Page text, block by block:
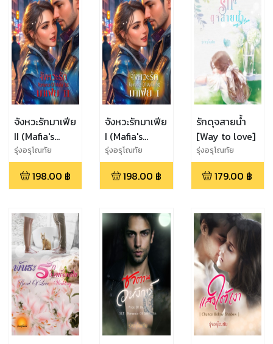
จังหวะรักมาเฟีย
II (Mafia's
Rhythms Of
Love)
รุ่งอรุโณทัย
198.00 ฿
จังหวะรักมาเฟีย
I (Mafia's
Rhythms Of
Love)
รุ่งอรุโณทัย
198.00 ฿
รักดุจสายน้ำ
[Way to love]
รุ่งอรุโณทัย
179.00 ฿